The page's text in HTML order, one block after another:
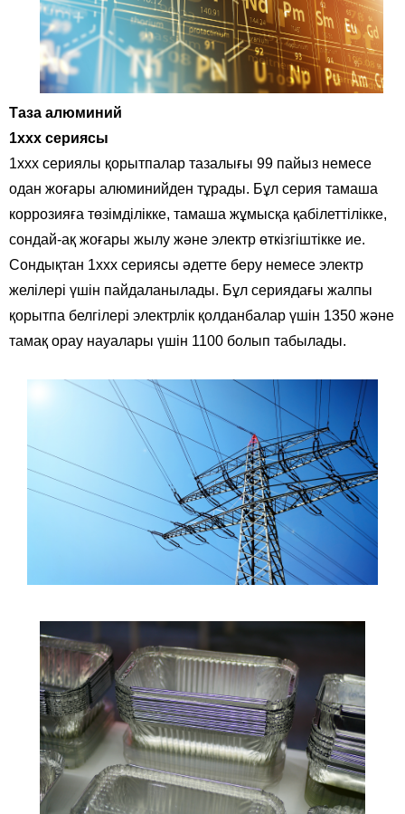
Таза алюминий
1xxx сериясы
1xxx сериялы қорытпалар тазалығы 99 пайыз немесе
одан жоғары алюминийден тұрады. Бұл серия тамаша
коррозияға төзімділікке, тамаша жұмысқа қабілеттілікке,
сондай-ақ жоғары жылу және электр өткізгіштікке ие.
Сондықтан 1xxx сериясы әдетте беру немесе электр
желілері үшін пайдаланылады. Бұл сериядағы жалпы
қорытпа белгілері электрлік қолданбалар үшін 1350 және
тамақ орау науалары үшін 1100 болып табылады.